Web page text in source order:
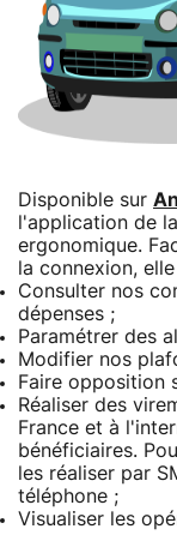
Disponible sur
l'application de
ergonomique.
la connexion,
Consulter nos
dépenses ;
Paramétrer des
Modifier nos
Faire opposition
Réaliser des
France et à
bénéficiaires.
les réaliser par
téléphone ;
Visualiser les